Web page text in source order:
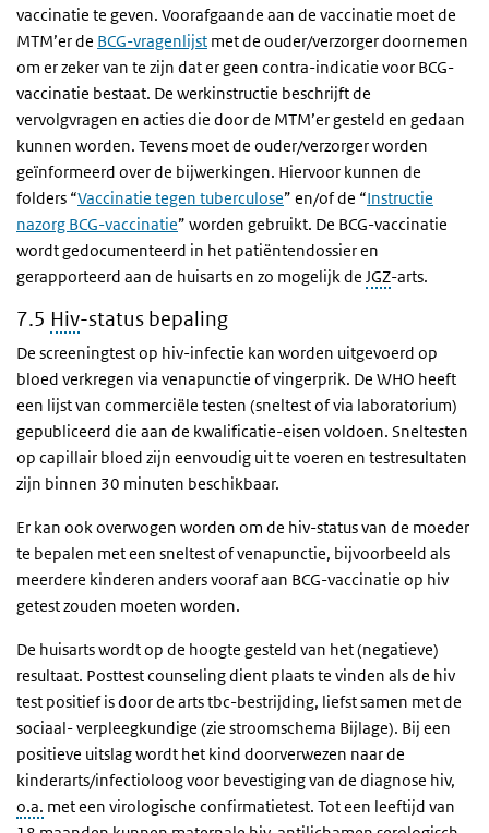
vaccinatie te geven. Voorafgaande aan de vaccinatie moet de
MTM’er de BCG-vragenlijst met de ouder/verzorger doornemen
om er zeker van te zijn dat er geen contra-indicatie voor BCG-
vaccinatie bestaat. De werkinstructie beschrijft de
vervolgvragen en acties die door de MTM’er gesteld en gedaan
kunnen worden. Tevens moet de ouder/verzorger worden
geïnformeerd over de bijwerkingen. Hiervoor kunnen de
folders “Vaccinatie tegen tuberculose” en/of de “Instructie
nazorg BCG-vaccinatie” worden gebruikt. De BCG-vaccinatie
wordt gedocumenteerd in het patiëntendossier en
gerapporteerd aan de huisarts en zo mogelijk de JGZ-arts.
7.5 Hiv-status bepaling
De screeningtest op hiv-infectie kan worden uitgevoerd op
bloed verkregen via venapunctie of vingerprik. De WHO heeft
een lijst van commerciële testen (sneltest of via laboratorium)
gepubliceerd die aan de kwalificatie-eisen voldoen. Sneltesten
op capillair bloed zijn eenvoudig uit te voeren en testresultaten
zijn binnen 30 minuten beschikbaar.
Er kan ook overwogen worden om de hiv-status van de moeder
te bepalen met een sneltest of venapunctie, bijvoorbeeld als
meerdere kinderen anders vooraf aan BCG-vaccinatie op hiv
getest zouden moeten worden.
De huisarts wordt op de hoogte gesteld van het (negatieve)
resultaat. Posttest counseling dient plaats te vinden als de hiv
test positief is door de arts tbc-bestrijding, liefst samen met de
sociaal- verpleegkundige (zie stroomschema Bijlage). Bij een
positieve uitslag wordt het kind doorverwezen naar de
kinderarts/infectioloog voor bevestiging van de diagnose hiv,
o.a. met een virologische confirmatietest. Tot een leeftijd van